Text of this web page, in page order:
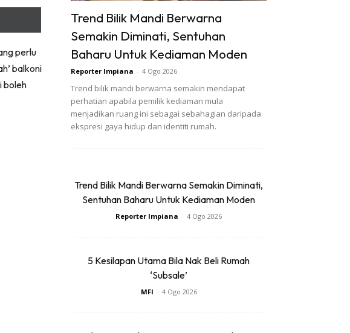
perlu
balkoni
boleh
Trend Bilik Mandi Berwarna
Semakin Diminati, Sentuhan
Baharu Untuk Kediaman Moden
Reporter Impiana - 4 Ogo 2026
Trend bilik mandi berwarna semakin mendapat
perhatian apabila pemilik kediaman mula
menjadikan ruang ini sebagai sebahagian daripada
ekspresi gaya hidup dan identiti rumah.
Trend Bilik Mandi Berwarna Semakin Diminati,
Sentuhan Baharu Untuk Kediaman Moden
Reporter Impiana - 4 Ogo 2026
5 Kesilapan Utama Bila Nak Beli Rumah
‘Subsale’
MFI - 4 Ogo 2026